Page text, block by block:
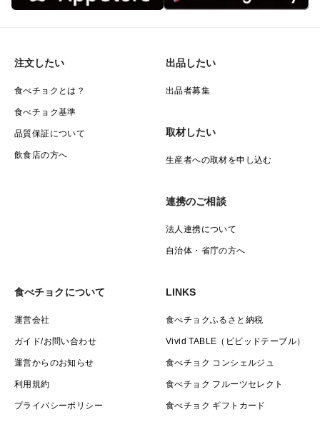
注文したい
食べチョクとは？
食べチョク基準
品質保証について
飲食店の方へ
出品したい
出品者募集
取材したい
生産者への取材を申し込む
連携のご相談
法人連携について
自治体・省庁の方へ
食べチョクについて
運営会社
ガイド/お問い合わせ
運営からのお知らせ
利用規約
プライバシーポリシー
LINKS
食べチョクふるさと納税
Vivid TABLE（ビビッドテーブル）
食べチョク コンシェルジュ
食べチョク フルーツセレクト
食べチョク ギフトカード